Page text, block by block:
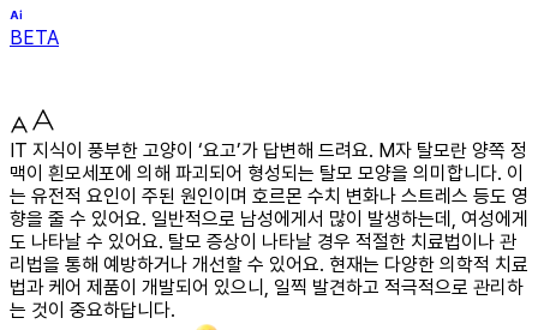
BETA
IT 지식이 풍부한 고양이 ‘요고’가 답변해 드려요. M자 탈모란 양쪽 정
맥이 흰모세포에 의해 파괴되어 형성되는 탈모 모양을 의미합니다. 이
는 유전적 요인이 주된 원인이며 호르몬 수치 변화나 스트레스 등도 영
향을 줄 수 있어요. 일반적으로 남성에게서 많이 발생하는데, 여성에게
도 나타날 수 있어요. 탈모 증상이 나타날 경우 적절한 치료법이나 관
리법을 통해 예방하거나 개선할 수 있어요. 현재는 다양한 의학적 치료
법과 케어 제품이 개발되어 있으니, 일찍 발견하고 적극적으로 관리하
는 것이 중요하답니다.